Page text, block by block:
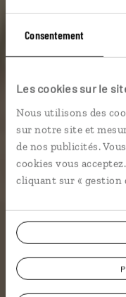
Consentement
Les cookies sur le
Nous utilisons des
sur notre site et
de nos publicités.
cookies vous
cliquant sur « gestion
La
Week-end dans
Voir les 1548 avis
VOIR LA